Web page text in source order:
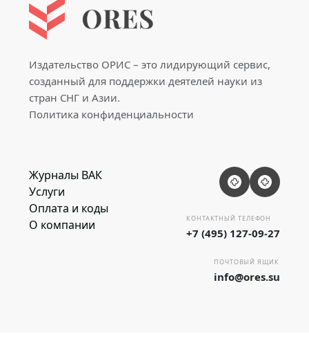
Издательство ОРИС – это лидирующий сервис,
созданный для поддержки деятелей науки из
стран СНГ и Азии.
Политика конфиденциальности
Журналы ВАК
Услуги
Оплата и коды
О компании
КОНТАКТНЫЙ ТЕЛЕФОН
+7 (495) 127-09-27
ПОЧТОВЫЙ ЯЩИК
info@ores.su